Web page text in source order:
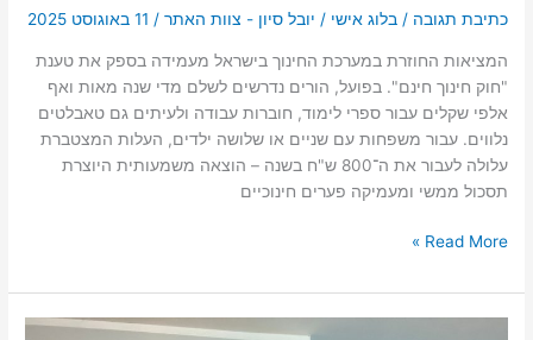
כתיבת תגובה /בלוג אישי / יובל סיון - צוות האתר/ 11 באוגוסט 2025
המציאות החוזרת במערכת החינוך בישראל מעמידה בספק את טענת
"חוק חינוך חינם". בפועל, הורים נדרשים לשלם מדי שנה מאות ואף
אלפי שקלים עבור ספרי לימוד, חוברות עבודה ולעיתים גם טאבלטים
נלווים. עבור משפחות עם שניים או שלושה ילדים, העלות המצטברת
עלולה לעבור את ה־800 ש"ח בשנה – הוצאה משמעותית היוצרת
תסכול ממשי ומעמיקה פערים חינוכיים
Read More »